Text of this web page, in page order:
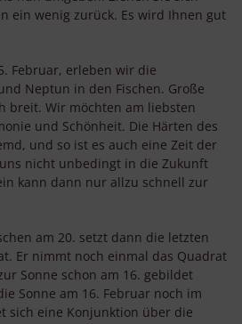
ein wenig zurück. Es wird Ihnen gut
Februar, erleben wir die
Neptun in den Fischen. Große
breit. Wir möchten am liebsten
und Schönheit. Die Härten des
und so ist es auch eine Zeit der
nicht unbedingt in die Zukunft
kann dann nur allzu schnell zur
am 20. setzt dann die letzten
Er nimmt noch einmal das Quadrat
Sonne schon am 16. gebildet
Sonne am 16. Februar noch im
sich eine Konjunktion über die